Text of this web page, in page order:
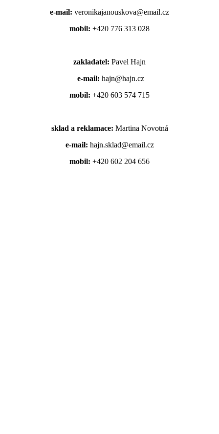
e-mail: veronikajanouskova@email.cz
mobil: +420 776 313 028
zakladatel: Pavel Hajn
e-mail: hajn@hajn.cz
mobil: +420 603 574 715
sklad a reklamace: Martina Novotná
e-mail: hajn.sklad@email.cz
mobil: +420 602 204 656